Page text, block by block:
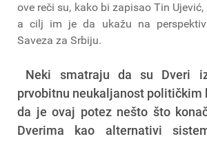
ove reči su, kako bi zapisao Tin Ujević,
a cilj im je da ukažu na
Saveza za Srbiju.
Neki smatraju da su Dveri
prvobitnu neukaljanost političkim
da je ovaj potez nešto što
Dverima kao alternativi